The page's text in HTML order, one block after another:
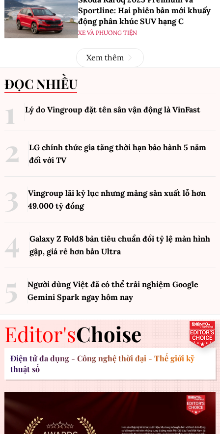
Sportline: Hai phiên bản mới khuấy
động phân khúc SUV hạng C
XE VÀ PHƯƠNG TIỆN
Xem thêm
ĐỌC NHIỀU
Lý do Vingroup đặt tên sân vận động là VinFast
LG chính thức gia tăng thời hạn bảo hành 5 năm
đối với TV
Vingroup lãi kỷ lục nhưng mảng sản xuất lỗ hơn
49.000 tỷ đồng
Galaxy Z Fold8 bản tiêu chuẩn đổi tỷ lệ màn hình
gập, giá rẻ hơn bản Ultra
Người dùng Việt đã có thể trải nghiệm Google
Gemini Spark ngay hôm nay
Editor'sChoise
Điện tử đa dụng - Công nghệ thời đại - Thế giới kỹ
thuật số